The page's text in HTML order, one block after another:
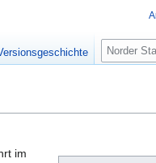
im
S
u
e